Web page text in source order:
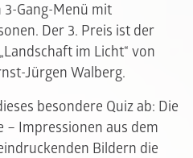
Gang-Menü mit
Der 3. Preis ist der
im Licht“ von
Jürgen Walberg.
besondere Quiz ab: Die
– Impressionen aus dem
Bildern die